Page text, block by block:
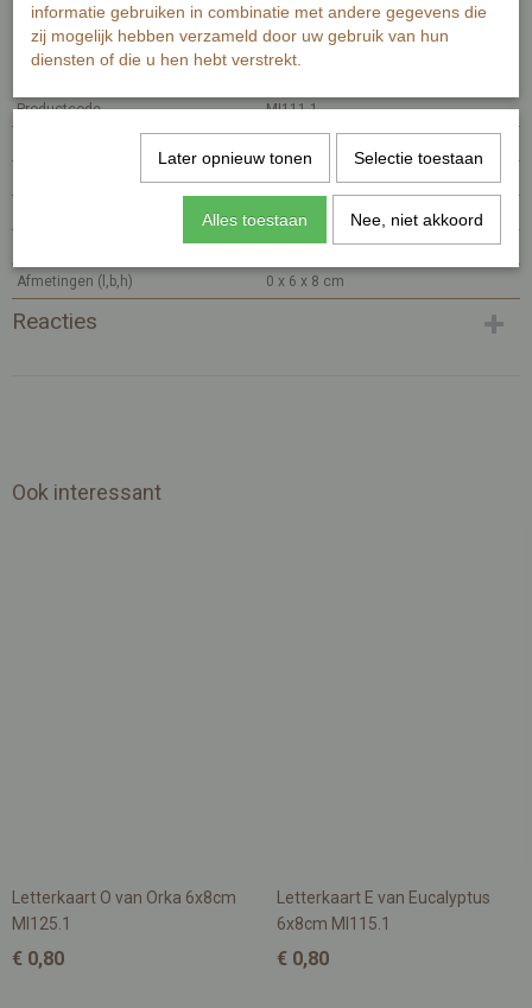
- 8 knijpers
Specificaties
Productcode MI111.1
Productcode leverancier MI111.1
0,01 g
0,01 g
Afmetingen (l,b,h) 0 x 6 x 8 cm
Reacties
Ook interessant
Letterkaart O van Orka 6x8cm
MI125.1
€ 0,80
Letterkaart E van Eucalyptus
6x8cm MI115.1
€ 0,80
informatie gebruiken in combinatie met andere gegevens die
zij mogelijk hebben verzameld door uw gebruik van hun
diensten of die u hen hebt verstrekt.
Later opnieuw tonen Selectie toestaan
Alles toestaan Nee, niet akkoord